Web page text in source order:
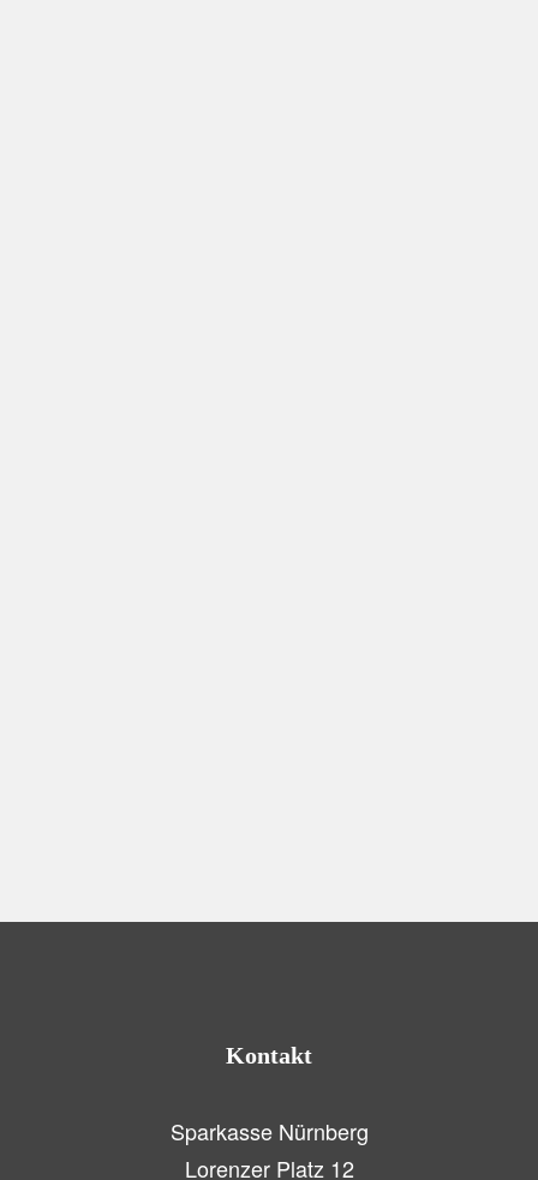
Kontakt
Sparkasse Nürnberg
Lorenzer Platz 12